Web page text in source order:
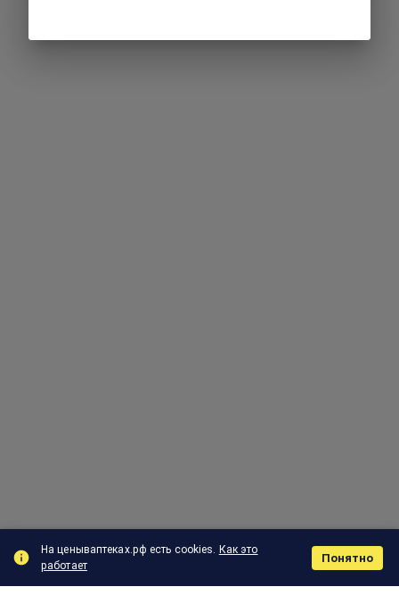
Поиск Меню
На ценываптеках.рф есть cookies. Как это
работает
Понятно